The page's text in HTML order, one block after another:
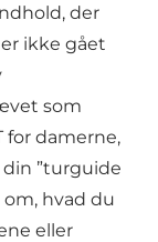
der
ikke gået
som
for damerne,
”turguide
om, hvad du
eller